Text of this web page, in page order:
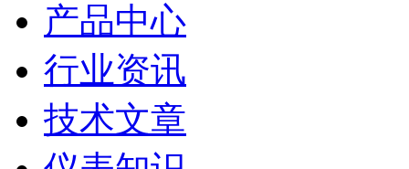
产品中心
行业资讯
技术文章